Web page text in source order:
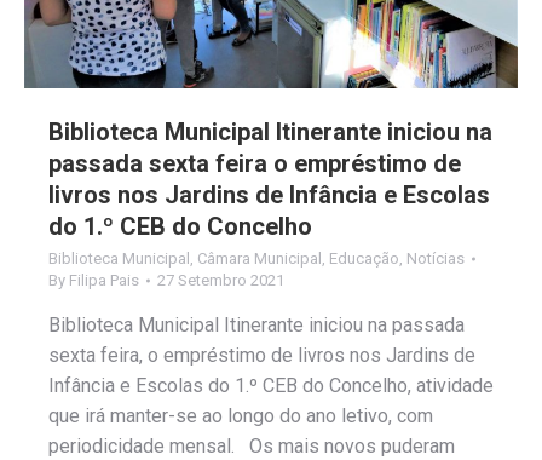
Biblioteca Municipal Itinerante iniciou na
passada sexta feira o empréstimo de
livros nos Jardins de Infância e Escolas
do 1.º CEB do Concelho
Biblioteca Municipal , Câmara Municipal , Educação, Notícias
By Filipa Pais 27 Setembro 2021
Biblioteca Municipal Itinerante iniciou na passada
sexta feira, o empréstimo de livros nos Jardins de
Infância e Escolas do 1.º CEB do Concelho, atividade
que irá manter-se ao longo do ano letivo, com
periodicidade mensal. Os mais novos puderam